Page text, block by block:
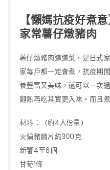
【懶媽抗疫好煮
家常薯仔燉豬肉
薯仔燉豬肉這道菜，是日式
家每戶都一定會煮。抗疫期
養豐富又美味，還可以一次
翻熱再吃其實更入味。而且
材料：（約4人份量）
火鍋豬腩片約300克
新薯4至6個
甘荀1條